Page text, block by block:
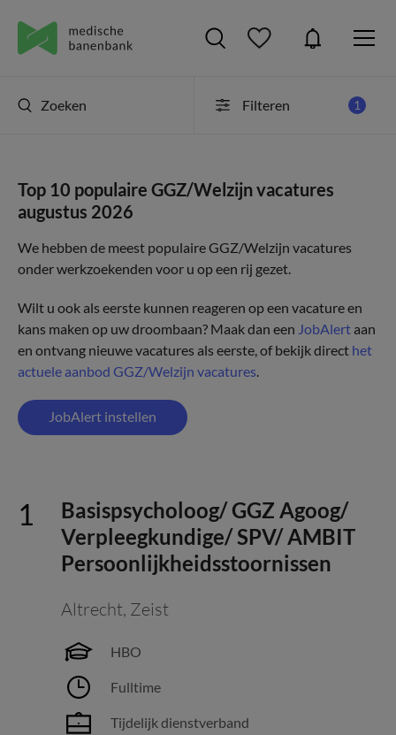
Zoeken Filteren 1
Top 10 populaire GGZ/Welzijn vacatures
augustus 2026
We hebben de meest populaire GGZ/Welzijn vacatures
onder werkzoekenden voor u op een rij gezet.
Wilt u ook als eerste kunnen reageren op een vacature en
kans maken op uw droombaan? Maak dan een JobAlertaan
en ontvang nieuwe vacatures als eerste, of bekijk direct het
actuele aanbod GGZ/Welzijn vacatures.
JobAlert instellen
Basispsycholoog/ GGZ Agoog/
Verpleegkundige/ SPV/ AMBIT
Persoonlijkheidsstoornissen
Altrecht, Zeist
HBO
Fulltime
Tijdelijk dienstverband